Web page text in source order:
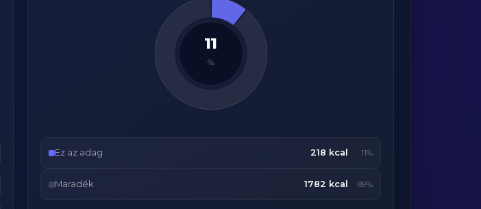
11
%
Ez az adag 218 kcal 11%
Maradék 1782 kcal 89%